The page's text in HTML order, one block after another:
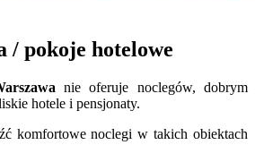
/ pokoje hotelowe
nie oferuje noclegów, dobrym
hotele i pensjonaty.
komfortowe noclegi w takich obiektach